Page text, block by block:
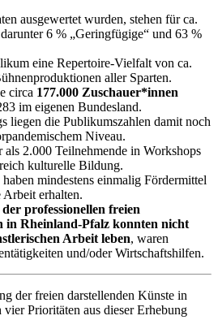
ausgewertet wurden, stehen für ca.
6 % „Geringfügige“ und 63 %
eine Repertoire-Vielfalt von ca.
aller Sparten.
circa 177.000 Zuschauer*innen
im eigenen Bundesland.
liegen die Publikumszahlen damit noch
Niveau.
2.000 Teilnehmende in Workshops
kulturelle Bildung.
mindestens einmalig Fördermittel
erhalten.
professionellen freien
in Rheinland-Pfalz konnten nicht
Arbeit leben, waren
und/oder Wirtschaftshilfen.
der freien darstellenden Künste in
Prioritäten aus dieser Erhebung